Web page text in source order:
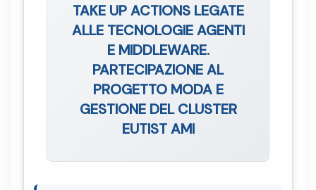
TAKE UP ACTIONS LEGATE
ALLE TECNOLOGIE AGENTI
E MIDDLEWARE.
PARTECIPAZIONE AL
PROGETTO MODA E
GESTIONE DEL CLUSTER
EUTIST AMI